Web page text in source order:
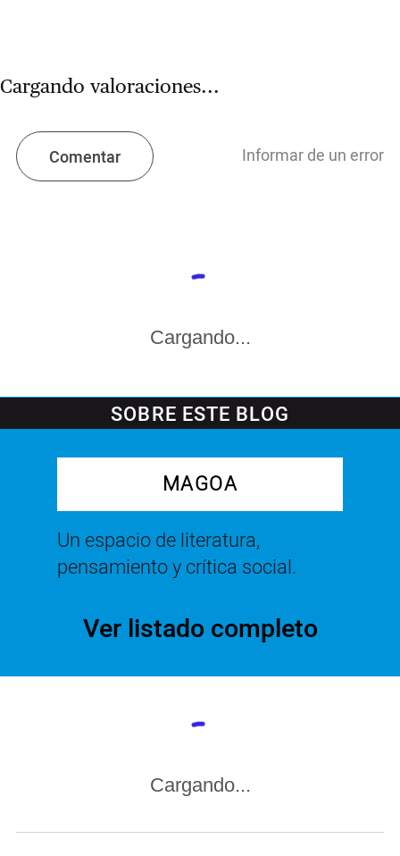
Cargando valoraciones...
Comentar Informar de un error
Cargando...
SOBRE ESTE BLOG
MAGOA
Un espacio de literatura,
pensamiento y crítica social.
Ver listado completo
Cargando...